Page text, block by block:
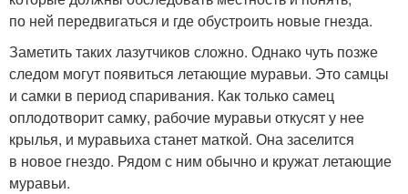
по ней передвигаться и где обустроить новые гнезда.
Заметить таких лазутчиков сложно. Однако чуть позже
следом могут появиться летающие муравьи. Это самцы
и самки в период спаривания. Как только самец
оплодотворит самку, рабочие муравьи откусят у нее
крылья, и муравьиха станет маткой. Она заселится
в новое гнездо. Рядом с ним обычно и кружат летающие
муравьи.